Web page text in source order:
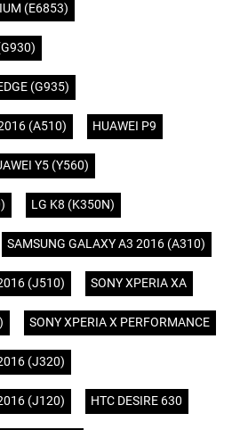
(E6853)
(G935)
(A510) HUAWEI P9
Y5 (Y560)
LG K8 (K350N)
SAMSUNG GALAXY A3 2016 (A310)
(J510) SONY XPERIA XA
SONY XPERIA X PERFORMANCE
(J320)
(J120) HTC DESIRE 630